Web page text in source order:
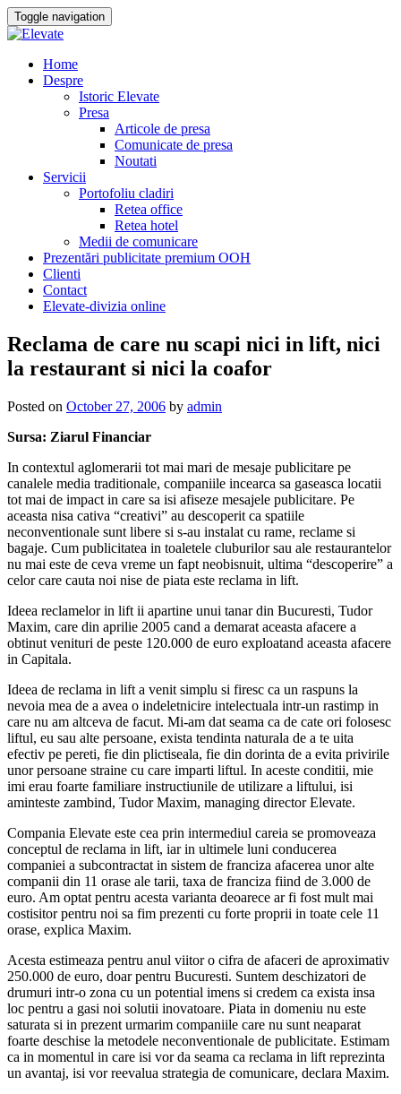
Toggle navigation
Skip
Home
Despre
Istoric Elevate
Presa
Articole de presa
Comunicate de presa
Noutati
Servicii
Portofoliu cladiri
Retea office
Retea hotel
Medii de comunicare
Prezentări publicitate premium OOH
Clienti
Contact
Elevate-divizia online
Reclama de care nu scapi nici in lift, nici
la restaurant si nici la coafor
Posted on October 27, 2006 by admin
Sursa: Ziarul Financiar
In contextul aglomerarii tot mai mari de mesaje publicitare pe
canalele media traditionale, companiile incearca sa gaseasca locatii
tot mai de impact in care sa isi afiseze mesajele publicitare. Pe
aceasta nisa cativa “creativi” au descoperit ca spatiile
neconventionale sunt libere si s-au instalat cu rame, reclame si
bagaje. Cum publicitatea in toaletele cluburilor sau ale restaurantelor
nu mai este de ceva vreme un fapt neobisnuit, ultima “descoperire” a
celor care cauta noi nise de piata este reclama in lift.
Ideea reclamelor in lift ii apartine unui tanar din Bucuresti, Tudor
Maxim, care din aprilie 2005 cand a demarat aceasta afacere a
obtinut venituri de peste 120.000 de euro exploatand aceasta afacere
in Capitala.
Ideea de reclama in lift a venit simplu si firesc ca un raspuns la
nevoia mea de a avea o indeletnicire intelectuala intr-un rastimp in
care nu am altceva de facut. Mi-am dat seama ca de cate ori folosesc
liftul, eu sau alte persoane, exista tendinta naturala de a te uita
efectiv pe pereti, fie din plictiseala, fie din dorinta de a evita privirile
unor persoane straine cu care imparti liftul. In aceste conditii, mie
imi erau foarte familiare instructiunile de utilizare a liftului, isi
aminteste zambind, Tudor Maxim, managing director Elevate.
Compania Elevate este cea prin intermediul careia se promoveaza
conceptul de reclama in lift, iar in ultimele luni conducerea
companiei a subcontractat in sistem de franciza afacerea unor alte
companii din 11 orase ale tarii, taxa de franciza fiind de 3.000 de
euro. Am optat pentru acesta varianta deoarece ar fi fost mult mai
costisitor pentru noi sa fim prezenti cu forte proprii in toate cele 11
orase, explica Maxim.
Acesta estimeaza pentru anul viitor o cifra de afaceri de aproximativ
250.000 de euro, doar pentru Bucuresti. Suntem deschizatori de
drumuri intr-o zona cu un potential imens si credem ca exista insa
loc pentru a gasi noi solutii inovatoare. Piata in domeniu nu este
saturata si in prezent urmarim companiile care nu sunt neaparat
foarte deschise la metodele neconventionale de publicitate. Estimam
ca in momentul in care isi vor da seama ca reclama in lift reprezinta
un avantaj, isi vor reevalua strategia de comunicare, declara Maxim.